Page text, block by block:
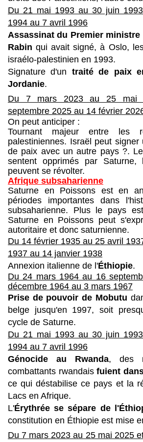
Du 21 mai 1993 au 30 juin
1994 au 7 avril 1996
Assassinat du Premier ministre
Rabin qui avait signé, à Oslo,
israélo-palestinien en 1993.
Signature d'un traité de paix
Jordanie.
Du 7 mars 2023 au 25 mai
septembre 2025 au 14 février
On peut anticiper :
Tournant majeur entre les
palestiniennes. Israël peut signer
de paix avec un autre pays ?.
sentent opprimés par Saturne,
peuvent se révolter.
Afrique subsaharienne
Saturne en Poissons est en
périodes importantes dans
subsaharienne. Plus le pays
Saturne en Poissons peut
autoritaire et donc saturnienne.
Du 14 février 1935 au 25 avril
1937 au 14 janvier 1938
Annexion italienne de l'Éthiopie.
Du 24 mars 1964 au 16
décembre 1964 au 3 mars 1967
Prise de pouvoir de Mobutu
belge jusqu'en 1997, soit
cycle de Saturne.
Du 21 mai 1993 au 30 juin
1994 au 7 avril 1996
Génocide au Rwanda, des
combattants rwandaisfuient
ce qui déstabilise ce pays et la
Lacs en Afrique.
L'Érythrée se sépare de
constitution en Éthiopie est mise
Du 7 mars 2023 au 25 mai 2025